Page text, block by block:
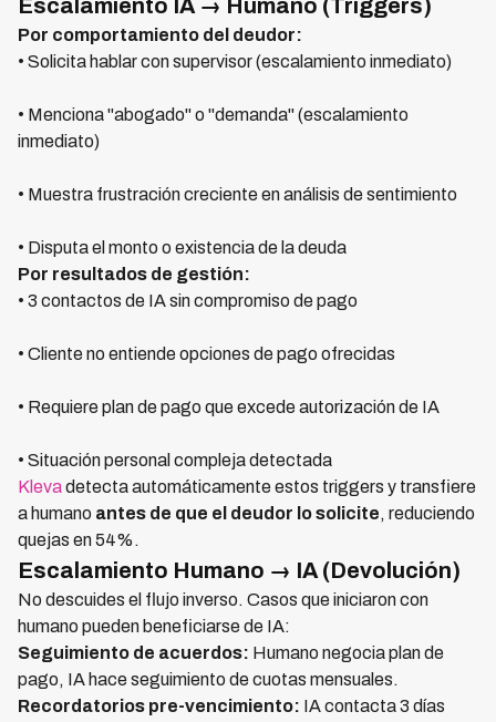
Escalamiento IA → Humano (Triggers)
Por comportamiento del deudor:
• Solicita hablar con supervisor (escalamiento inmediato)
• Menciona "abogado" o "demanda" (escalamiento
inmediato)
• Muestra frustración creciente en análisis de sentimiento
• Disputa el monto o existencia de la deuda
Por resultados de gestión:
• 3 contactos de IA sin compromiso de pago
• Cliente no entiende opciones de pago ofrecidas
• Requiere plan de pago que excede autorización de IA
• Situación personal compleja detectada
Klevadetecta automáticamente estos triggers y transfiere
a humano antes de que el deudor lo solicite, reduciendo
quejas en 54%.
Escalamiento Humano → IA (Devolución)
No descuides el flujo inverso. Casos que iniciaron con
humano pueden beneficiarse de IA:
Seguimiento de acuerdos: Humano negocia plan de
pago, IA hace seguimiento de cuotas mensuales.
Recordatorios pre-vencimiento: IA contacta 3 días